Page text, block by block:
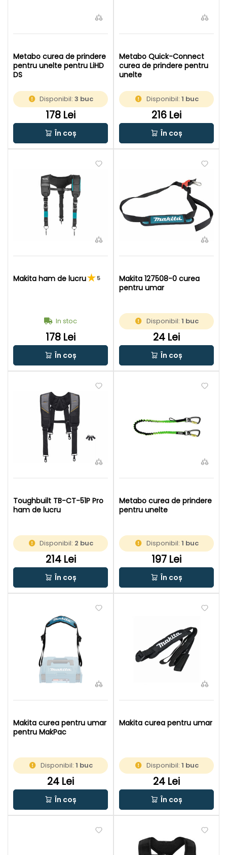
Metabo curea de prindere
pentru unelte pentru LiHD
DS
Disponibil:3 buc
178 Lei
În coș
Metabo Quick-Connect
curea de prindere pentru
unelte
Disponibil: 1 buc
216 Lei
În coș
Makita ham de lucru 5
In stoc
178 Lei
În coș
Makita 127508-0 curea
pentru umar
Disponibil: 1 buc
24 Lei
În coș
Toughbuilt TB-CT-51P Pro
ham de lucru
Disponibil: 2 buc
214 Lei
În coș
Metabo curea de prindere
pentru unelte
Disponibil: 1 buc
197 Lei
În coș
Makita curea pentru umar
pentru MakPac
Disponibil: 1 buc
24 Lei
În coș
Makita curea pentru umar
Disponibil: 1 buc
24 Lei
În coș